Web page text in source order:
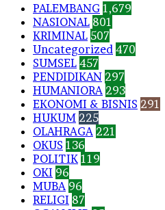
PALEMBANG 1,679
NASIONAL 801
KRIMINAL 507
Uncategorized 470
SUMSEL 457
PENDIDIKAN 297
HUMANIORA 293
EKONOMI & BISNIS 291
HUKUM 225
OLAHRAGA 221
OKUS 136
POLITIK 119
OKI 96
MUBA 96
RELIGI 87